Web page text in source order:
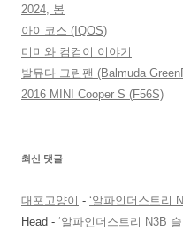
2024, 봄
아이코스 (IQOS)
미미와 컴컴이 이야기
발뮤다 그린팬 (Balmuda
2016 MINI Cooper S (F56S)
최신 댓글
대포고양이 - ‘알파인더스트리
Head - ‘알파인더스트리 N3B